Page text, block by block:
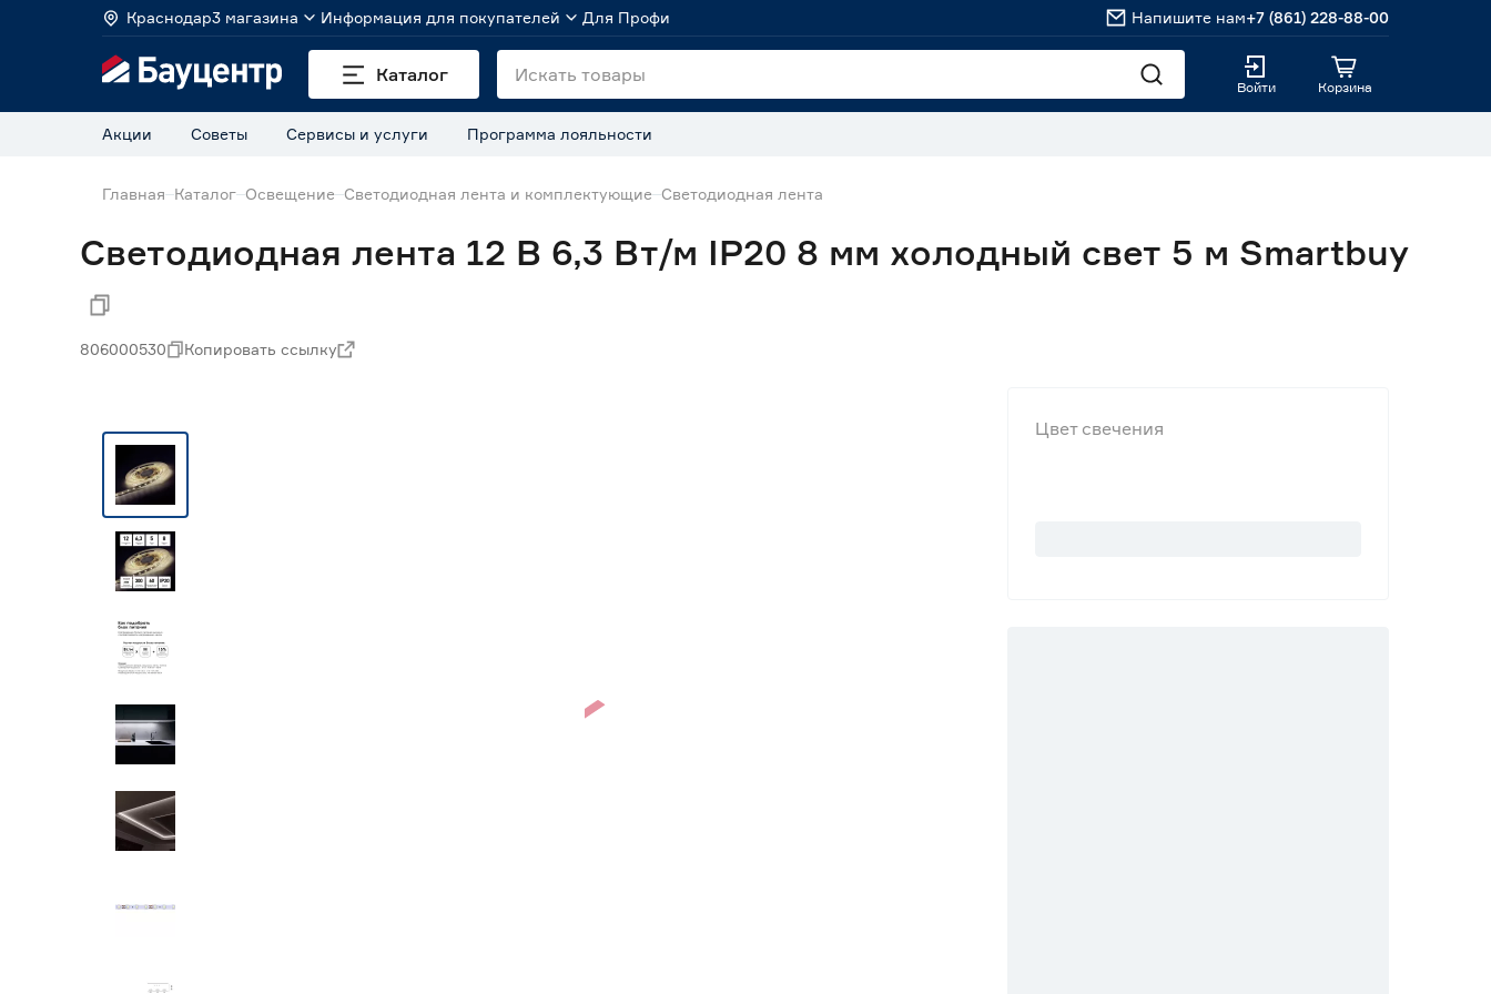
Краснодар3 магазина Информация для покупателей Для Профи Напишите нам+7 (861) 228-88-00
Каталог
Войти Корзина
Акции Советы Сервисы и услуги Программа лояльности
Главная Каталог Освещение Светодиодная лента и комплектующие Светодиодная лента
Светодиодная лента 12 В 6,3 Вт/м IP20 8 мм холодный свет 5 м Smartbuy
806000530 Копировать ссылку
Цвет свечения